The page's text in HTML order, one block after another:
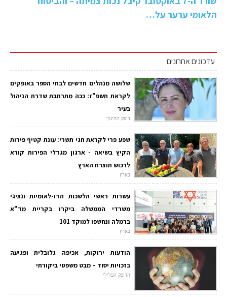
הלאומי ערער על…
עדכונים אחרונים
שלושה מנהלים חדשים לבתי הספר באופקים
לקראת תשפ"ז: ככה מתרחבת שדרת הניהול
בעיר
דופק החינוך
שפע פרי לקראת חגי תשרי: עונת קטיף פירות
הקיץ בשיאה - ארגון מגדלי הפירות קורא
לרכוש תוצרת הארץ
בארץ
עשרות ראשי הלשכות הדו-לאומיות ונציגי
משרדי הממשלה ביקרו בקריית מד"א
ברמלה ונחשפו למוקד 101
בארץ
הודעות ירוקות, אכיפה גלובלית ופגיעה
בזכויות יסוד – מבט משפטי ביקורתי
הדופק הפלילי